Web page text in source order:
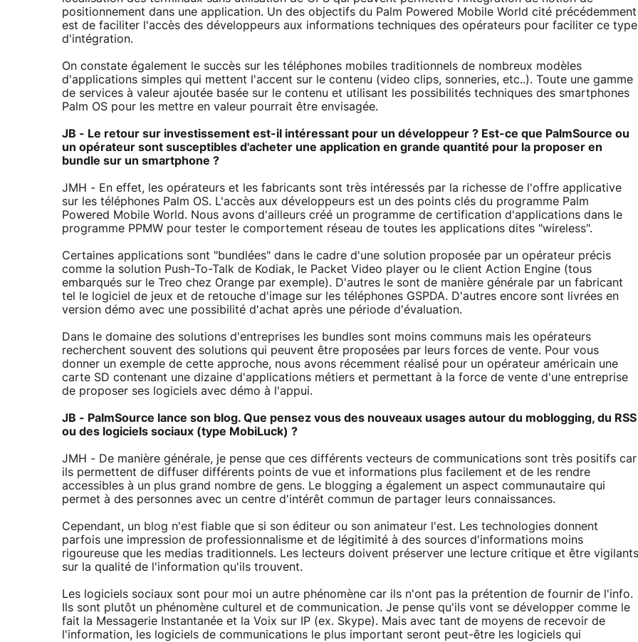
positionnement dans une application. Un des objectifs du Palm Powered Mobile World cité précédemment
est de faciliter l'accès des développeurs aux informations techniques des opérateurs pour faciliter ce type
d'intégration.
On constate également le succès sur les téléphones mobiles traditionnels de nombreux modèles
d'applications simples qui mettent l'accent sur le contenu (video clips, sonneries, etc..). Toute une gamme
de services à valeur ajoutée basée sur le contenu et utilisant les possibilités techniques des smartphones
Palm OS pour les mettre en valeur pourrait être envisagée.
JB - Le retour sur investissement est-il intéressant pour un développeur ? Est-ce que PalmSource ou
un opérateur sont susceptibles d'acheter une application en grande quantité pour la proposer en
bundle sur un smartphone ?
JMH - En effet, les opérateurs et les fabricants sont très intéressés par la richesse de l'offre applicative
sur les téléphones Palm OS. L'accès aux développeurs est un des points clés du programme Palm
Powered Mobile World. Nous avons d'ailleurs créé un programme de certification d'applications dans le
programme PPMW pour tester le comportement réseau de toutes les applications dites "wireless".
Certaines applications sont "bundlées" dans le cadre d'une solution proposée par un opérateur précis
comme la solution Push-To-Talk de Kodiak, le Packet Video player ou le client Action Engine (tous
embarqués sur le Treo chez Orange par exemple). D'autres le sont de manière générale par un fabricant
tel le logiciel de jeux et de retouche d'image sur les téléphones GSPDA. D'autres encore sont livrées en
version démo avec une possibilité d'achat après une période d'évaluation.
Dans le domaine des solutions d'entreprises les bundles sont moins communs mais les opérateurs
recherchent souvent des solutions qui peuvent être proposées par leurs forces de vente. Pour vous
donner un exemple de cette approche, nous avons récemment réalisé pour un opérateur américain une
carte SD contenant une dizaine d'applications métiers et permettant à la force de vente d'une entreprise
de proposer ses logiciels avec démo à l'appui.
JB - PalmSource lance son blog. Que pensez vous des nouveaux usages autour du moblogging, du RSS
ou des logiciels sociaux (type MobiLuck) ?
JMH - De manière générale, je pense que ces différents vecteurs de communications sont très positifs car
ils permettent de diffuser différents points de vue et informations plus facilement et de les rendre
accessibles à un plus grand nombre de gens. Le blogging a également un aspect communautaire qui
permet à des personnes avec un centre d'intérêt commun de partager leurs connaissances.
Cependant, un blog n'est fiable que si son éditeur ou son animateur l'est. Les technologies donnent
parfois une impression de professionnalisme et de légitimité à des sources d'informations moins
rigoureuse que les medias traditionnels. Les lecteurs doivent préserver une lecture critique et être vigilants
sur la qualité de l'information qu'ils trouvent.
Les logiciels sociaux sont pour moi un autre phénomène car ils n'ont pas la prétention de fournir de l'info.
Ils sont plutôt un phénomène culturel et de communication. Je pense qu'ils vont se développer comme le
fait la Messagerie Instantanée et la Voix sur IP (ex. Skype). Mais avec tant de moyens de recevoir de
l'information, les logiciels de communications le plus important seront peut-être les logiciels qui